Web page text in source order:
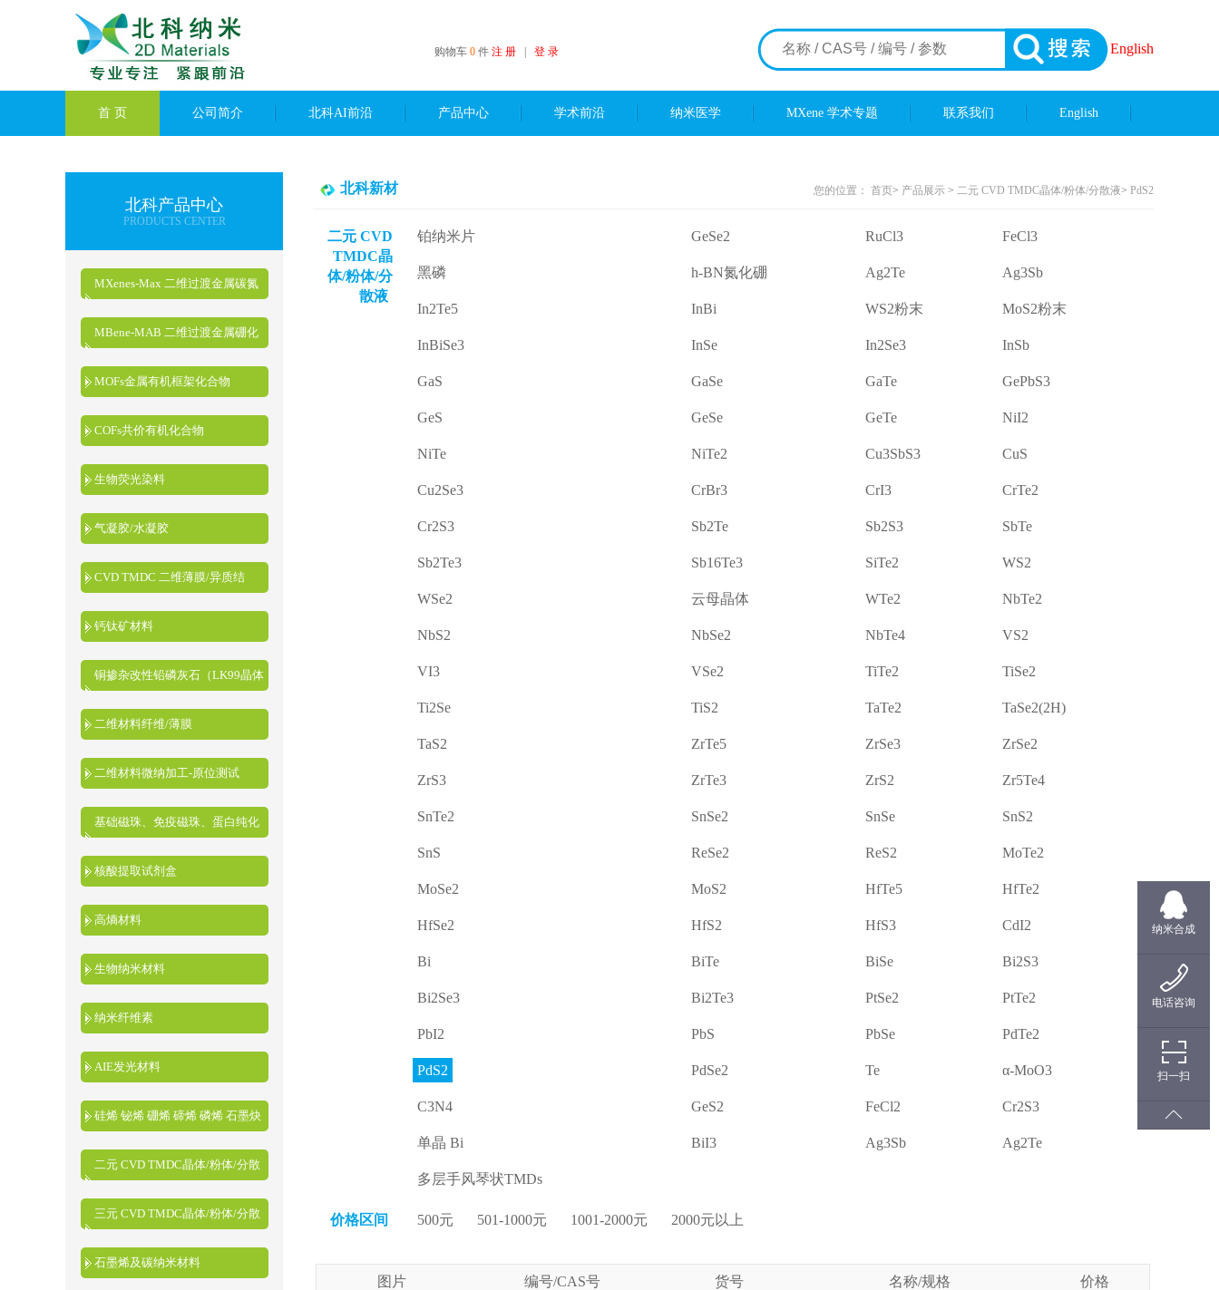
购物车 0 件 注 册 登 录 English
首 页 公司简介 北科AI前沿 产品中心 学术前沿 纳米医学 MXene 学术专题 联系我们 English
北科产品中心
PRODUCTS CENTER
MXenes-Max 二维过渡金属碳氮
化物
MBene-MAB 二维过渡金属硼化
物
MOFs金属有机框架化合物
COFs共价有机化合物
生物荧光染料
气凝胶/水凝胶
CVD TMDC 二维薄膜/异质结
钙钛矿材料
铜掺杂改性铅磷灰石（LK99晶体
粉末）
二维材料纤维/薄膜
二维材料微纳加工-原位测试
基础磁珠、免疫磁珠、蛋白纯化
磁珠、核酸提取磁珠
核酸提取试剂盒
高熵材料
生物纳米材料
纳米纤维素
AIE发光材料
硅烯 铋烯 硼烯 碲烯 磷烯 石墨炔
二元 CVD TMDC晶体/粉体/分散
液
三元 CVD TMDC晶体/粉体/分散
液
石墨烯及碳纳米材料
北科新材 您的位置： 首页> 产品展示 > 二元 CVD TMDC晶体/粉体/分散液> PdS2
二元 CVD
TMDC晶
体/粉体/分
散液
铂纳米片 GeSe2 RuCl3 FeCl3
黑磷 h-BN氮化硼 Ag2Te Ag3Sb
In2Te5 InBi WS2粉末 MoS2粉末
InBiSe3 InSe In2Se3 InSb
GaS GaSe GaTe GePbS3
GeS GeSe GeTe NiI2
NiTe NiTe2 Cu3SbS3 CuS
Cu2Se3 CrBr3 CrI3 CrTe2
Cr2S3 Sb2Te Sb2S3 SbTe
Sb2Te3 Sb16Te3 SiTe2 WS2
WSe2 云母晶体 WTe2 NbTe2
NbS2 NbSe2 NbTe4 VS2
VI3 VSe2 TiTe2 TiSe2
Ti2Se TiS2 TaTe2 TaSe2(2H)
TaS2 ZrTe5 ZrSe3 ZrSe2
ZrS3 ZrTe3 ZrS2 Zr5Te4
SnTe2 SnSe2 SnSe SnS2
SnS ReSe2 ReS2 MoTe2
MoSe2 MoS2 HfTe5 HfTe2
HfSe2 HfS2 HfS3 CdI2
Bi BiTe BiSe Bi2S3
Bi2Se3 Bi2Te3 PtSe2 PtTe2
PbI2 PbS PbSe PdTe2
PdS2 PdSe2 Te α-MoO3
C3N4 GeS2 FeCl2 Cr2S3
单晶 Bi BiI3 Ag3Sb Ag2Te
多层手风琴状TMDs
价格区间 500元 501-1000元 1001-2000元 2000元以上
图片 编号/CAS号 货号 名称/规格 价格
纳米合成
电话咨询
扫一扫